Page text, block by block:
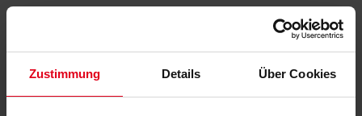
Zustimmung Details Über Cookies